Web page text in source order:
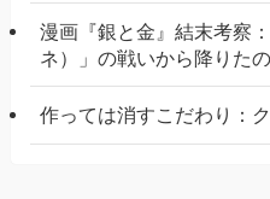
漫画『銀と金』結末考察
ネ）」の戦いから降りた
作っては消すこだわり：